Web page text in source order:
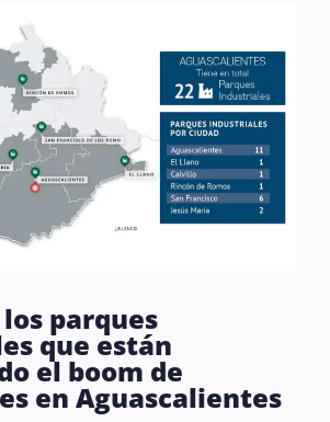
parques
que están
el boom de
en Aguascalientes